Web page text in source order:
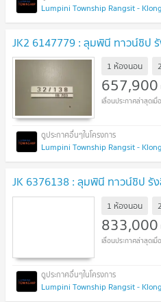
Lumpini Township Rangsit -
JK2 6147779 : ลุมพินี ทาวน์ชิป
1 ห้องนอน
657,900
Lumpini Township Rangsit -
JK 6376138 : ลุมพินี ทาวน์ชิป รั
1 ห้องนอน
833,000
Lumpini Township Rangsit -